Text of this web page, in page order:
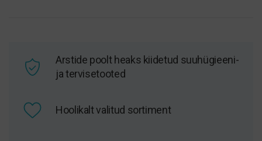
Arstide poolt heaks kiidetud suuhügieeni-
ja tervisetooted
Hoolikalt valitud sortiment